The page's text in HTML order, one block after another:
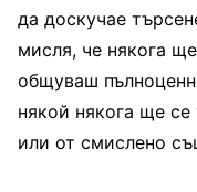
да доскучае
мисля, че някога
общуваш
някой някога ще
или от смислено